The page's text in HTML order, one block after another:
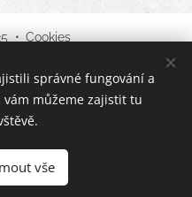
Cookies
Čeština
správné fungování a
můžeme zajistit tu
vše